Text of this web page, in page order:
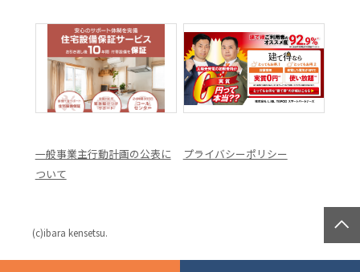
一般事業主行動計画の公表に
ついて
プライバシーポリシー
(c)ibara kensetsu.